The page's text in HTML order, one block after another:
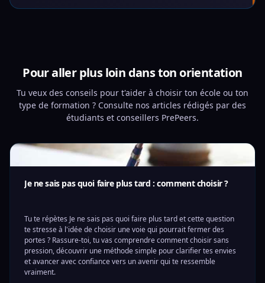
Pour aller plus loin dans ton orientation
Tu veux des conseils pour t'aider à choisir ton école ou ton
type de formation ? Consulte nos articles rédigés par des
étudiants et conseillers PrePeers.
Je ne sais pas quoi faire plus tard : comment choisir ?
Tu te répètes Je ne sais pas quoi faire plus tard et cette question
te stresse à l'idée de choisir une voie qui pourrait fermer des
portes ? Rassure-toi, tu vas comprendre comment choisir sans
pression, découvrir une méthode simple pour clarifier tes envies
et avancer avec confiance vers un avenir qui te ressemble
vraiment.